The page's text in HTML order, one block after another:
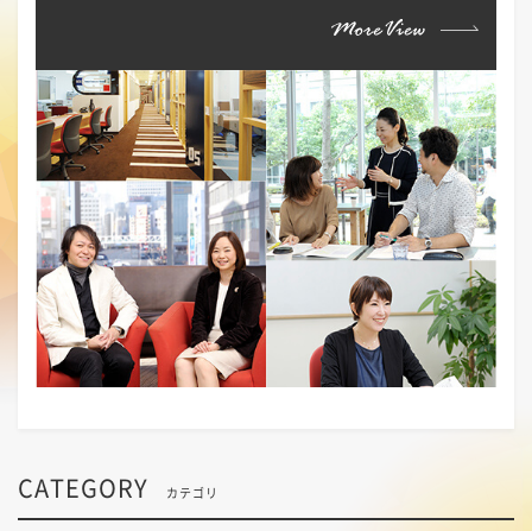
CATEGORY カテゴリ